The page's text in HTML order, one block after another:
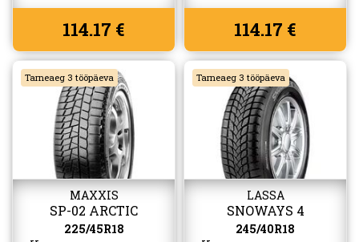
114.17 € 114.17 €
Tarneaeg 3 tööpäeva
MAXXIS
SP-02 ARCTIC
TREKKER
225/45R18
Tarneaeg 3 tööpäeva
LASSA
SNOWAYS 4
245/40R18